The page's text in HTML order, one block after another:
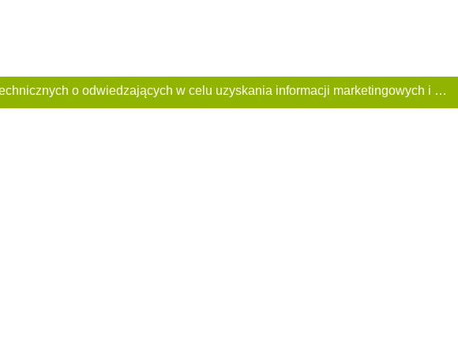
Ta Strona używa plików «cookies». Portal korzysta również z serwisu internetowego do zbierania danych technicznych o odwiedzających w celu uzyskania informacji marketingowych i statystycznych. Warunki przetwarzania danych odwiedzających Stronę, patrz: